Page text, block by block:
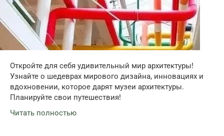
Откройте для себя удивительный мир архитектуры!
Узнайте о шедеврах мирового дизайна, инновациях и
вдохновении, которое дарят музеи архитектуры.
Планируйте свои путешествия!
Читать полностью